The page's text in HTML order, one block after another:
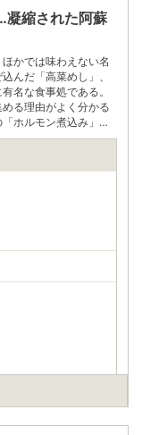
凝縮された阿蘇
かでは味わえない名
んだ「高菜めし」、
名な食事処である。
る理由がよく分かる
ホルモン煮込み」も
その相性にうっとり
にも驚きだ。たっぷ